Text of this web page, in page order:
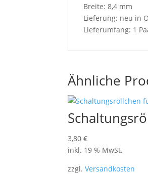
Breite: 8,4 mm
Lieferung: neu in
Lieferumfang: 1
Ähnliche
3,80€
inkl. 19 % MwSt.
zzgl.Versandkosten